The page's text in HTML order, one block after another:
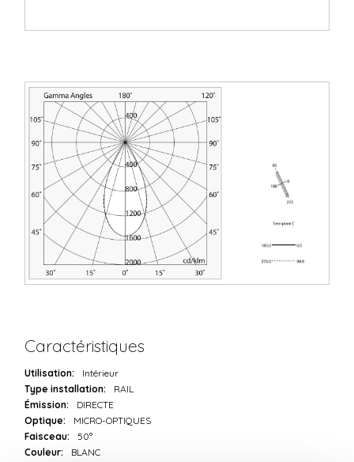
Caractéristiques
Utilisation:
Intérieur
Type installation:
RAIL
Émission:
DIRECTE
Optique:
MICRO-OPTIQUES
Faisceau:
50°
Couleur:
BLANC